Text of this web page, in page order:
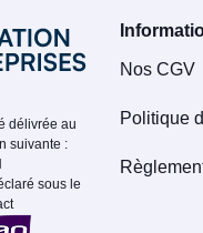
délivrée au
suivante :
sous le
Nos CGV
Politique